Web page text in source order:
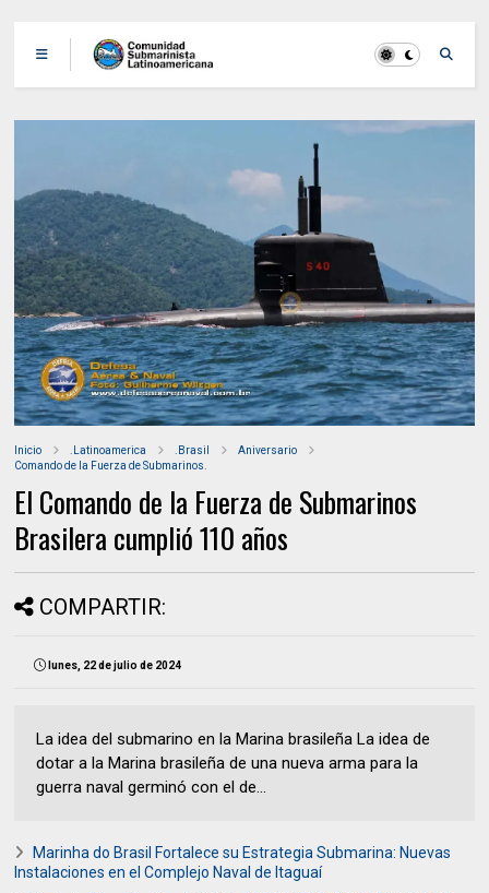
Inicio .Latinoamerica .Brasil
Aniversario
Comando de la Fuerza de Submarinos.
El Comando de la Fuerza de Submarinos
Brasilera cumplió 110 años
COMPARTIR:
lunes, 22 de julio de 2024
La idea del submarino en la Marina brasileña La idea de
dotar a la Marina brasileña de una nueva arma para la
guerra naval germinó con el de...
Marinha do Brasil Fortalece su Estrategia Submarina: Nuevas
Instalaciones en el Complejo Naval de Itaguaí